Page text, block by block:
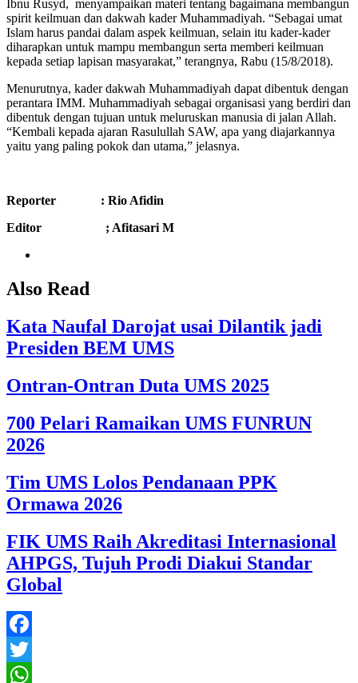
Ibnu Rusyd, menyampaikan materi tentang bagaimana membangun
spirit keilmuan dan dakwah kader Muhammadiyah. “Sebagai umat
Islam harus pandai dalam aspek keilmuan, selain itu kader-kader
diharapkan untuk mampu membangun serta memberi keilmuan
kepada setiap lapisan masyarakat,” terangnya, Rabu (15/8/2018).
Menurutnya, kader dakwah Muhammadiyah dapat dibentuk dengan
perantara IMM. Muhammadiyah sebagai organisasi yang berdiri dan
dibentuk dengan tujuan untuk meluruskan manusia di jalan Allah.
“Kembali kepada ajaran Rasulullah SAW, apa yang diajarkannya
yaitu yang paling pokok dan utama,” jelasnya.
Reporter : Rio Afidin
Editor ; Afitasari M
Also Read
Kata Naufal Darojat usai Dilantik jadi
Presiden BEM UMS
Ontran-Ontran Duta UMS 2025
700 Pelari Ramaikan UMS FUNRUN
2026
Tim UMS Lolos Pendanaan PPK
Ormawa 2026
FIK UMS Raih Akreditasi Internasional
AHPGS, Tujuh Prodi Diakui Standar
Global
Facebook
Twitter